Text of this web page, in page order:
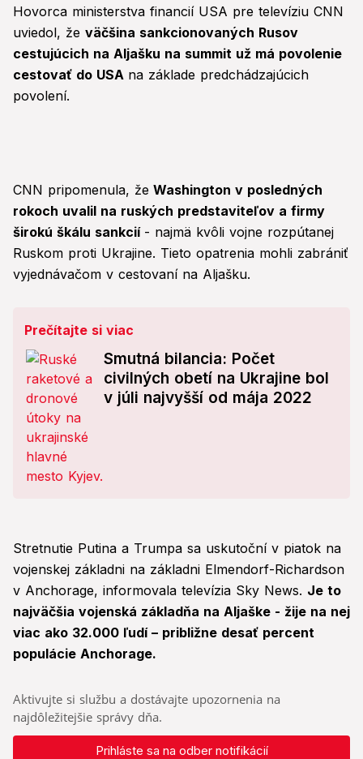
Hovorca ministerstva financií USA pre televíziu CNN
uviedol, že väčšina sankcionovaných Rusov
cestujúcich na Aljašku na summit už má povolenie
cestovať do USA na základe predchádzajúcich
povolení.
CNN pripomenula, že Washington v posledných
rokoch uvalil na ruských predstaviteľov a firmy
širokú škálu sankcií - najmä kvôli vojne rozpútanej
Ruskom proti Ukrajine. Tieto opatrenia mohli zabrániť
vyjednávačom v cestovaní na Aljašku.
Prečítajte si viac
Smutná bilancia: Počet
civilných obetí na Ukrajine bol
v júli najvyšší od mája 2022
Stretnutie Putina a Trumpa sa uskutoční v piatok na
vojenskej základni na základni Elmendorf-Richardson
v Anchorage, informovala televízia Sky News. Je to
najväčšia vojenská základňa na Aljaške - žije na nej
viac ako 32.000 ľudí – približne desať percent
populácie Anchorage.
Aktivujte si službu a dostávajte upozornenia na
najdôležitejšie správy dňa.
Prihláste sa na odber notifikácií